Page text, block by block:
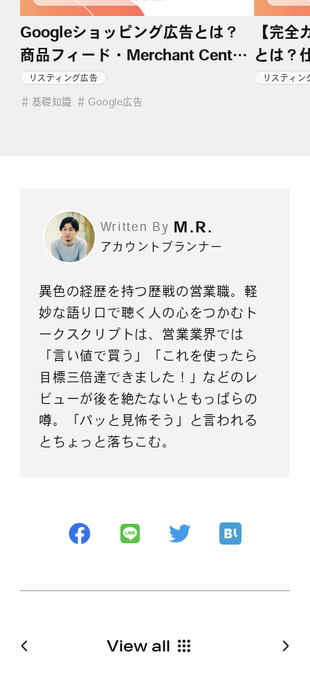
Googleショッピング広告とは？
商品フィード・Merchant Center
の設定や配信方法を解説
リスティング広告
＃ 基礎知識 ＃ Google広告
【完全
とは？
方、
リスティン
Written By M.R.
アカウントプランナー
異色の経歴を持つ歴戦の営業職。軽
妙な語り口で聴く人の心をつかむト
ークスクリプトは、営業業界では
「言い値で買う」「これを使ったら
目標三倍達できました！」などのレ
ビューが後を絶たないともっぱらの
噂。「パッと見怖そう」と言われる
とちょっと落ちこむ。
View all